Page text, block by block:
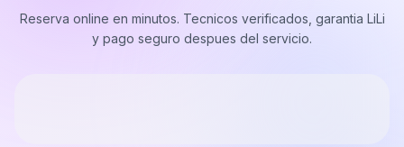
Reserva online en minutos. Tecnicos verificados, garantia LiLi
y pago seguro despues del servicio.